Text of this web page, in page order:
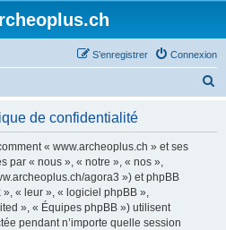
Connexion
S’enregistrer
de confidentialité
« www.archeoplus.ch » et ses
par « nous », « notre », « nos »,
agora3 ») et phpBB
« leur », « logiciel phpBB »,
», « Équipes phpBB ») utilisent
pendant n’importe quelle session